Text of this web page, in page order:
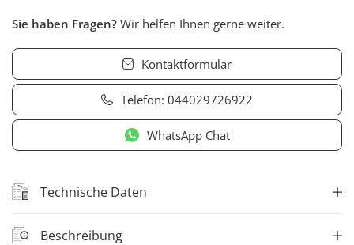
Sie haben Fragen? Wir helfen Ihnen gerne weiter.
Kontaktformular
Telefon: 044029726922
WhatsApp Chat
Technische Daten
Beschreibung